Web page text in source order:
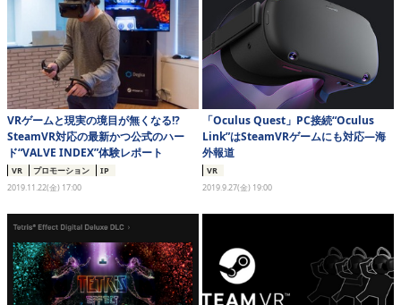
マネタイズ
企業動向
人材育成
産業政策
連載
イベント/セミナー
eスポーツ
VRゲームと現実の境目が無くなる!?
SteamVR対応の最新かつ公式のハー
ド“VALVE INDEX”体験レポート
VR プロモーション
IP
2019.11.22(金) 17:00
「Oculus Quest」PC接続“Oculus
Link”はSteamVRゲームにも対応―海
外報道
VR
2019.9.27(金) 19:00